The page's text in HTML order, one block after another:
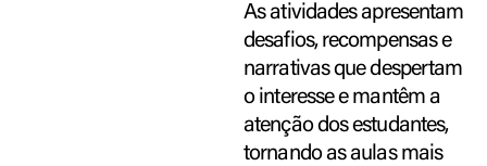
As atividades apresentam
desafios, recompensas e
narrativas que despertam
o interesse e mantêm a
atenção dos estudantes,
tornando as aulas mais